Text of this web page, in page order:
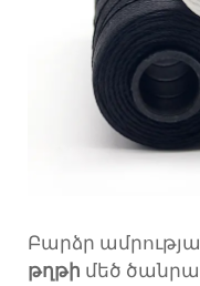
Բարձր
թղթի մեծ